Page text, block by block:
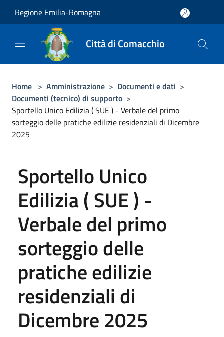
Regione Emilia-Romagna
Città di Comacchio
Home > Amministrazione > Documenti e dati >
Documenti (tecnico) di supporto >
Sportello Unico Edilizia ( SUE ) - Verbale del primo
sorteggio delle pratiche edilizie residenziali di Dicembre
2025
Sportello Unico
Edilizia ( SUE ) -
Verbale del primo
sorteggio delle
pratiche edilizie
residenziali di
Dicembre 2025